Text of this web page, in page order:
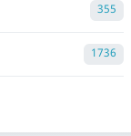
355
1736